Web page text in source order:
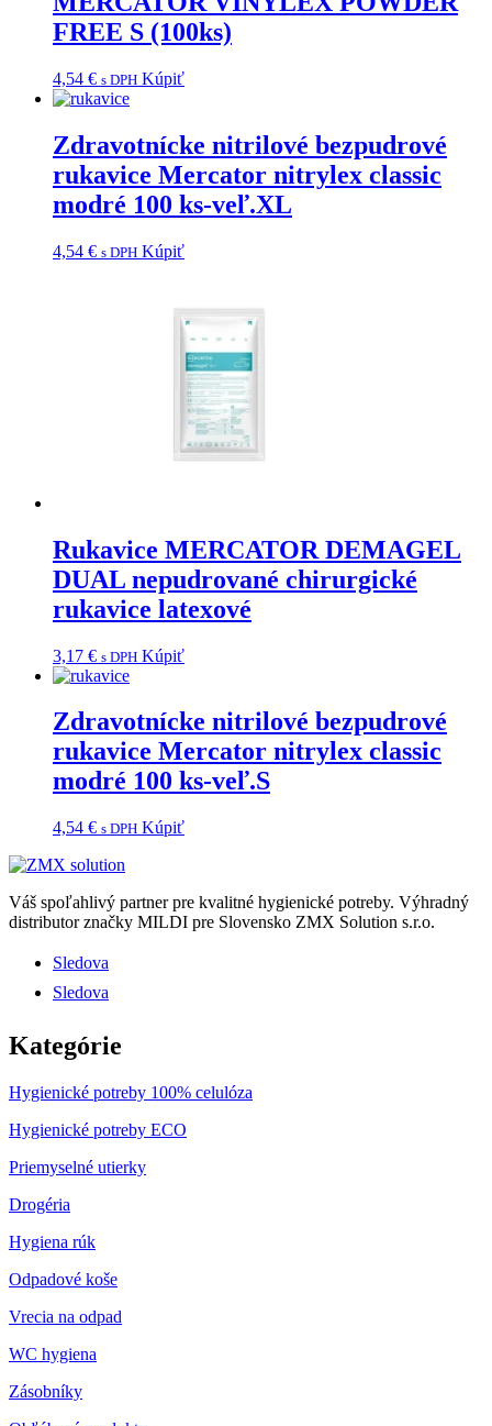
FREE S (100ks)
4,54 € s DPH Kúpiť
Zdravotnícke nitrilové bezpudrové
rukavice Mercator nitrylex classic
modré 100 ks-veľ.XL
4,54 € s DPH Kúpiť
Rukavice MERCATOR DEMAGEL
DUAL nepudrované chirurgické
rukavice latexové
3,17 € s DPH Kúpiť
Zdravotnícke nitrilové bezpudrové
rukavice Mercator nitrylex classic
modré 100 ks-veľ.S
4,54 € s DPH Kúpiť
Váš spoľahlivý partner pre kvalitné hygienické potreby. Výhradný
distributor značky MILDI pre Slovensko ZMX Solution s.r.o.
Sledova
Sledova
Kategórie
Hygienické potreby 100% celulóza
Hygienické potreby ECO
Priemyselné utierky
Drogéria
Hygiena rúk
Odpadové koše
Vrecia na odpad
WC hygiena
Zásobníky